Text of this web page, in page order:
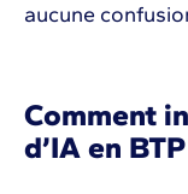
aucune
Comment
d’IA en